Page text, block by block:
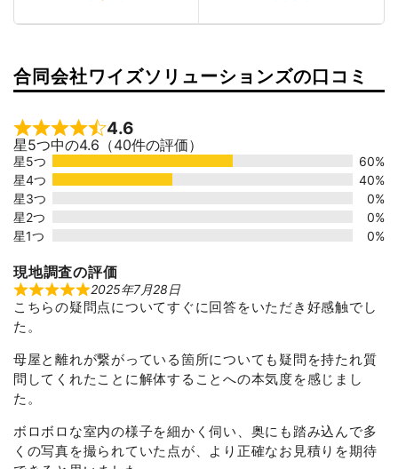
合同会社ワイズソリューションズの口コミ
Rated 4.6 out of 5
4.6
星5つ中の4.6（40件の評価）
星5つ
60%
星4つ
40%
星3つ
0%
星2つ
0%
星1つ
0%
現地調査の評価
R
a
5
o
u
5
2025年7月28日
こちらの疑問点についてすぐに回答をいただき好感触でし
た。
母屋と離れが繋がっている箇所についても疑問を持たれ質
問してくれたことに解体することへの本気度を感じまし
た。
ボロボロな室内の様子を細かく伺い、奥にも踏み込んで多
くの写真を撮られていた点が、より正確なお見積りを期待